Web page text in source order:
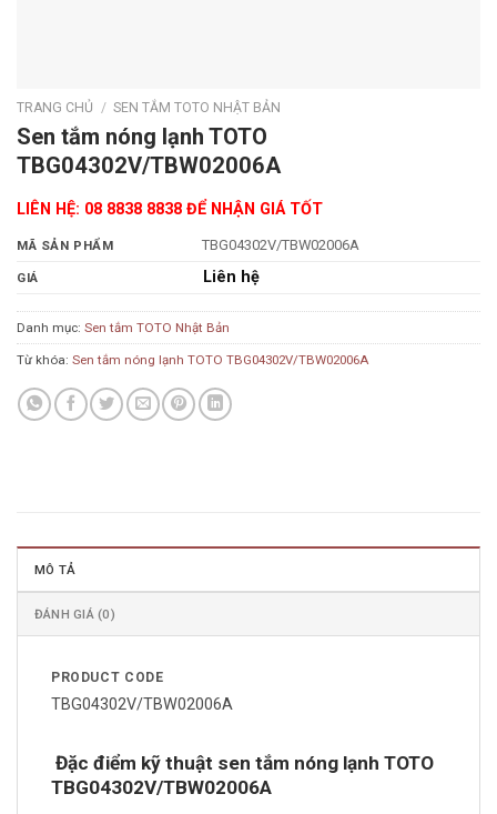
TRANG CHỦ / SEN TẮM TOTO NHẬT BẢN
Sen tắm nóng lạnh TOTO
TBG04302V/TBW02006A
LIÊN HỆ: 08 8838 8838 ĐỂ NHẬN GIÁ TỐT
MÃ SẢN PHẨM TBG04302V/TBW02006A
GIÁ Liên hệ
Danh mục: Sen tắm TOTO Nhật Bản
Từ khóa: Sen tắm nóng lạnh TOTO TBG04302V/TBW02006A
MÔ TẢ
ĐÁNH GIÁ (0)
PRODUCT CODE
TBG04302V/TBW02006A
Đặc điểm kỹ thuật sen tắm nóng lạnh TOTO
TBG04302V/TBW02006A